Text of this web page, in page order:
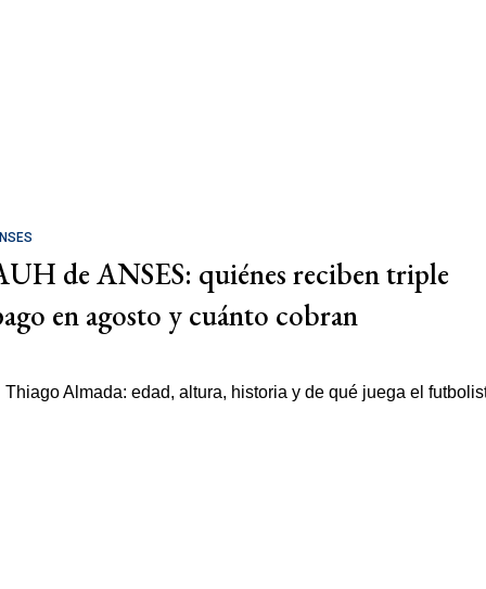
de ANSES: quiénes reciben triple
en agosto y cuánto cobran